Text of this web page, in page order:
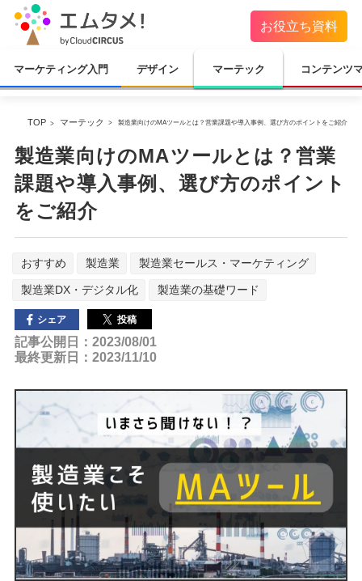
お役立ち資料
マーケティング入門 デザイン マーテック コンテンツ
TOP マーテック 製造業向けのMAツールとは？営業課題や導入事例、選び方のポイントをご紹介
製造業向けのMAツールとは？営業
課題や導入事例、選び方のポイント
をご紹介
おすすめ 製造業 製造業セールス・マーケティング
製造業DX・デジタル化 製造業の基礎ワード
シェア 投稿
記事公開日：2023/08/01
最終更新日：2023/11/10